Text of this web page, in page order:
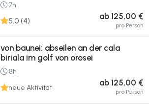
7h
5.0 (4) ab 125,00 €
pro Person
von baunei: abseilen an der cala
biriala im golf von orosei
8h
neue Aktivität
ab 125,00 €
pro Person